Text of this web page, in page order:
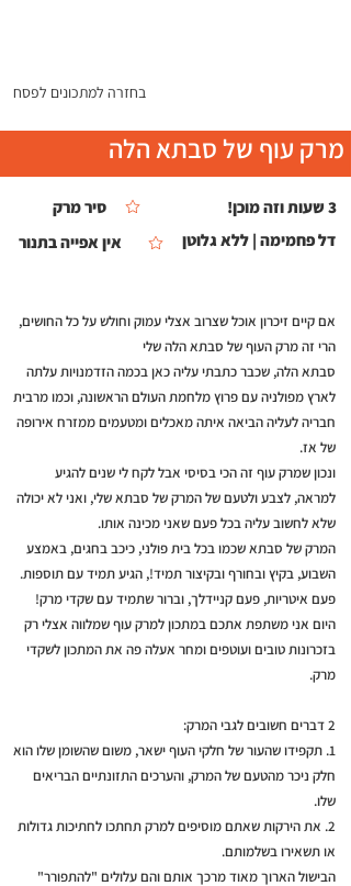
בחזרה למתכונים לפסח
מרק עוף של סבתא הלה
3 שעות וזה מוכן!
דל פחמימה | ללא גלוטן
אין אפייה בתנור
סיר מרק
אם קיים זיכרון אוכל שצרוב אצלי עמוק וחולש על כל החושים,
הרי זה מרק העוף של סבתא הלה שלי
סבתא הלה, שכבר כתבתי עליה כאן בכמה הזדמנויות עלתה
לארץ מפולניה עם פרוץ מלחמת העולם הראשונה, וכמו מרבית
חבריה לעליה הביאה איתה מאכלים ומטעמים ממזרח אירופה
של אז.
ונכון שמרק עוף זה הכי בסיסי אבל לקח לי שנים להגיע
למראה, לצבע ולטעם של המרק של סבתא שלי, ואני לא יכולה
שלא לחשוב עליה בכל פעם שאני מכינה אותו.
המרק של סבתא שכמו בכל בית פולני, כיכב בחגים, באמצע
השבוע, בקיץ ובחורף ובקיצור תמיד!, הגיע תמיד עם תוספות.
פעם איטריות, פעם קניידלך, וברור שתמיד עם שקדי מרק!
היום אני משתפת אתכם במתכון למרק עוף שמלווה אצלי רק
בזכרונות טובים ועוטפים ומחר אעלה פה את המתכון לשקדי
מרק.
2 דברים חשובים לגבי המרק:
1. תקפידו שהעור של חלקי העוף ישאר, משום שהשומן שלו הוא
חלק ניכר מהטעם של המרק, והערכים התזונתיים הבריאים
שלו.
2. את הירקות שאתם מוסיפים למרק תחתכו לחתיכות גדולות
או תשאירו בשלמותם.
הבישול הארוך מאוד מרכך אותם והם עלולים "להתפורר"